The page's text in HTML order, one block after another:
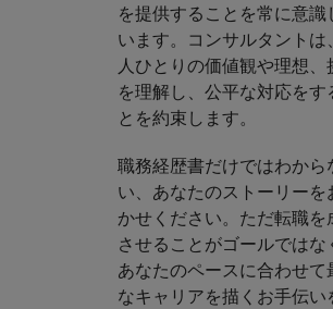
を提供することを常に意識
います。コンサルタントは
人ひとりの価値観や理想、
を理解し、公平な対応をす
とを約束します。
職務経歴書だけではわから
い、あなたのストーリーを
かせください。ただ転職を
させることがゴールではな
あなたのペースに合わせて
なキャリアを描くお手伝い